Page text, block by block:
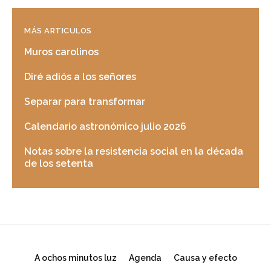
MÁS ARTICULOS
Muros carolinos
Diré adiós a los señores
Separar para transformar
Calendario astronómico julio 2026
Notas sobre la resistencia social en la década
de los setenta
A ochos minutos luz Agenda Causa y efecto